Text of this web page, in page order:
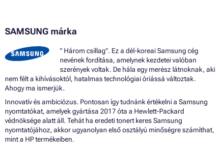
SAMSUNG márka
" Három csillag". Ez a dél-koreai Samsung cég
nevének fordítása, amelynek kezdetei valóban
szerények voltak. De hála egy merész látnoknak, aki
nem félt a kihívásoktól, hatalmas technológiai óriássá változtak.
Ahogy ma ismerjük.
Innovatív és ambiciózus. Pontosan így tudnánk értékelni a Samsung
nyomtatókat, amelyek gyártása 2017 óta a Hewlett-Packard
védnöksége alatt áll. Tehát ha eredeti tonert keres Samsung
nyomtatójához, akkor ugyanolyan első osztályú minőségre számíthat,
mint a HP termékeiben.